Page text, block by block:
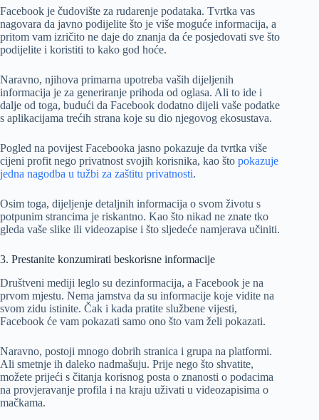
Facebook je čudovište za rudarenje podataka. Tvrtka vas
nagovara da javno podijelite što je više moguće informacija, a
pritom vam izričito ne daje do znanja da će posjedovati sve što
podijelite i koristiti to kako god hoće.
Naravno, njihova primarna upotreba vaših dijeljenih
informacija je za generiranje prihoda od oglasa. Ali to ide i
dalje od toga, budući da Facebook dodatno dijeli vaše podatke
s aplikacijama trećih strana koje su dio njegovog ekosustava.
Pogled na povijest Facebooka jasno pokazuje da tvrtka više
cijeni profit nego privatnost svojih korisnika, kao što pokazuje
jedna nagodba u tužbi za zaštitu privatnosti.
Osim toga, dijeljenje detaljnih informacija o svom životu s
potpunim strancima je riskantno. Kao što nikad ne znate tko
gleda vaše slike ili videozapise i što sljedeće namjerava učiniti.
3. Prestanite konzumirati beskorisne informacije
Društveni mediji leglo su dezinformacija, a Facebook je na
prvom mjestu. Nema jamstva da su informacije koje vidite na
svom zidu istinite. Čak i kada pratite službene vijesti,
Facebook će vam pokazati samo ono što vam želi pokazati.
Naravno, postoji mnogo dobrih stranica i grupa na platformi.
Ali smetnje ih daleko nadmašuju. Prije nego što shvatite,
možete prijeći s čitanja korisnog posta o znanosti o podacima
na provjeravanje profila i na kraju uživati ​​u videozapisima o
mačkama.